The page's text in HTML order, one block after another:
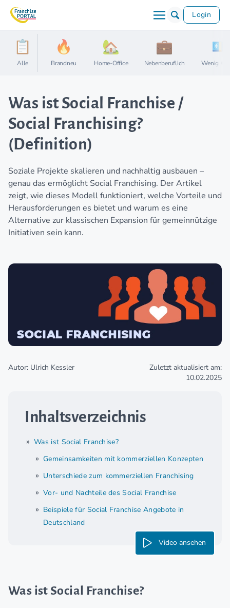
Login
Alle Brandneu Home-Office Nebenberuflich Wenig
Was ist Social Franchise /
Social Franchising?
(Definition)
Soziale Projekte skalieren und nachhaltig ausbauen –
genau das ermöglicht Social Franchising. Der Artikel
zeigt, wie dieses Modell funktioniert, welche Vorteile und
Herausforderungen es bietet und warum es eine
Alternative zur klassischen Expansion für gemeinnützige
Initiativen sein kann.
Autor: Ulrich Kessler
Zuletzt aktualisiert am:
10.02.2025
Inhaltsverzeichnis
Was ist Social Franchise?
Gemeinsamkeiten mit kommerziellen Konzepten
Unterschiede zum kommerziellen Franchising
Vor- und Nachteile des Social Franchise
Beispiele für Social Franchise Angebote in
Deutschland
Video ansehen
Was ist Social Franchise?